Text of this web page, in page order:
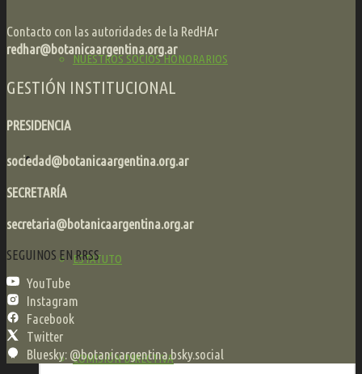
NUESTROS SOCIOS HONORARIOS
SOCIEDAD
ESTATUTO
COMISIÓN DIRECTIVA
Contacto con las autoridades de la RedHAr
redhar@botanicaargentina.org.ar
GESTIÓN INSTITUCIONAL
PRESIDENCIA
sociedad@botanicaargentina.org.ar
SECRETARÍA
secretaria@botanicaargentina.org.ar
SEGUINOS EN RRSS
YouTube
Instagram
Facebook
Twitter
Bluesky: @botanicargentina.bsky.social